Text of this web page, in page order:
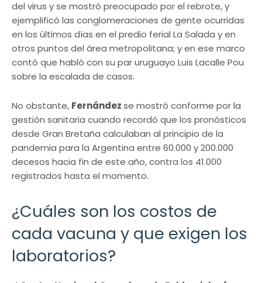
del virus y se mostró preocupado por el rebrote, y
ejemplificó las conglomeraciones de gente ocurridas
en los últimos días en el predio ferial La Salada y en
otros puntos del área metropolitana; y en ese marco
contó que habló con su par uruguayo Luis Lacalle Pou
sobre la escalada de casos.
No obstante, Fernándezse mostró conforme por la
gestión sanitaria cuando recordó que los pronósticos
desde Gran Bretaña calculaban al principio de la
pandemia para la Argentina entre 60.000 y 200.000
decesos hacia fin de este año, contra los 41.000
registrados hasta el momento.
¿Cuáles son los costos de
cada vacuna y que exigen los
laboratorios?